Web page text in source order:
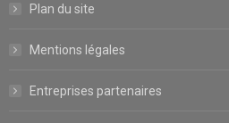
windowwindowwindowwindow
Plan du site
Mentions légales
Entreprises partenaires